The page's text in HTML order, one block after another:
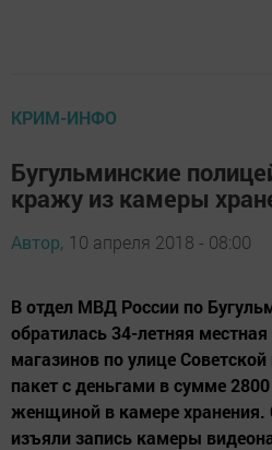
КРИМ-ИНФО
Бугульминские
кражу из камеры
Автор, 10 апреля 2018 - 08:00
В отдел МВД России по
обратилась 34-летняя
магазинов по улице
пакет с деньгами в сумме
женщиной в камере хранения.
изъяли запись камеры